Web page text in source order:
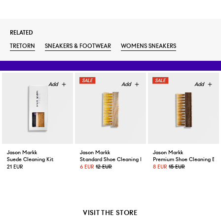
RELATED
TRETORN
SNEAKERS & FOOTWEAR WOMENS SNEAKERS
Jason Markk
Suede Cleaning Kit
21 EUR
Jason Markk
Standard Shoe Cleaning Brush
6 EUR 12 EUR
Jason Markk
Premium Shoe Cleaning
8 EUR 15 EUR
VISIT THE STORE